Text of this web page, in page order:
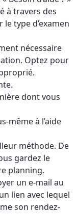
à travers des
type d’examen
nécessaire
Optez pour
dont vous
même à l’aide
méthode. De
gardez le
planning.
un e-mail au
lien avec lequel
son rendez-